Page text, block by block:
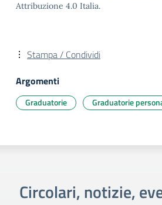
Attribuzione 4.0 Italia.
Stampa / Condividi
Argomenti
Graduatorie Graduatorie
Circolari, notizie,